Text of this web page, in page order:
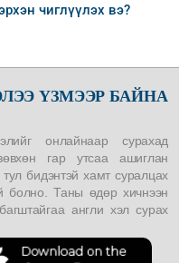
чиглүүлэх вэ?
ҮЗМЭЭР БАЙНА
онлайнаар сурахад
гар утсаа ашиглан
бидэнтэй хамт суралцах
болно. Таны өдөр хичнээн
англи хэл сурах